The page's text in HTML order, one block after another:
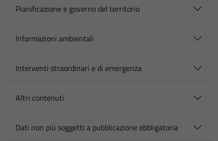
Pianificazione e governo del territorio
Informazioni ambientali
Interventi straordinari e di emergenza
Altri contenuti
Dati non più soggetti a pubblicazione obbligatoria